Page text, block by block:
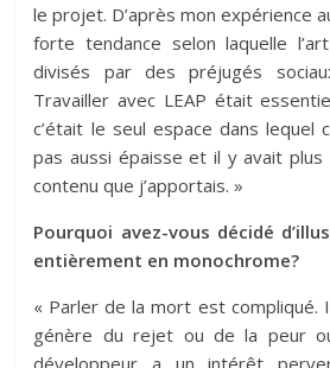
le projet. D’après mon expérience
forte tendance selon laquelle
divisés par des préjugés
Travailler avec LEAP était
c’était le seul espace dans lequel
pas aussi épaisse et il y avait
contenu que j’apportais. »
Pourquoi avez-vous décidé
entièrement en monochrome?
« Parler de la mort est compliqué.
génère du rejet ou de la peur
développeur a un intérêt